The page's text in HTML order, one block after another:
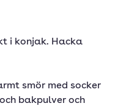
i konjak. Hacka
smör med socker
bakpulver och